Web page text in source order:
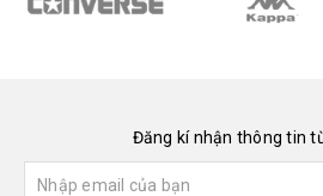
Đăng kí nhận thông tin